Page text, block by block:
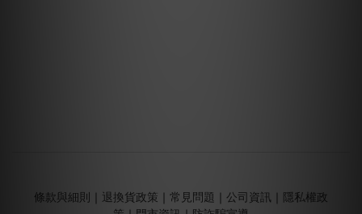
條款與細則 退換貨政策 常見問題 公司資訊
隱私權政